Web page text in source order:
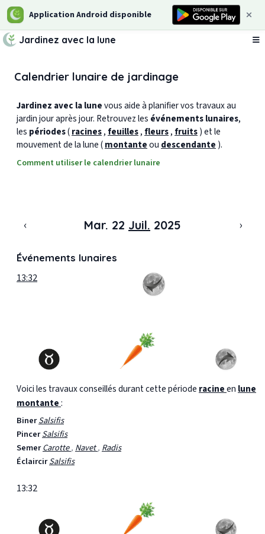
Application Android disponible
Jardinez avec la lune
Calendrier lunaire de jardinage
Jardinez avec la lunevous aide à planifier vos travaux au
jardin jour après jour. Retrouvez les événements lunaires,
les périodes(racines, feuilles, fleurs, fruits) et le
mouvement de la lune (montanteou descendante ).
Comment utiliser le calendrier lunaire
‹ Mar. 22 Juil. 2025 ›
Événements lunaires
13:32
Voici les travaux conseillés durant cette période racineen lune
montante:
BinerSalsifis
PincerSalsifis
SemerCarotte,Navet,Radis
ÉclaircirSalsifis
13:32